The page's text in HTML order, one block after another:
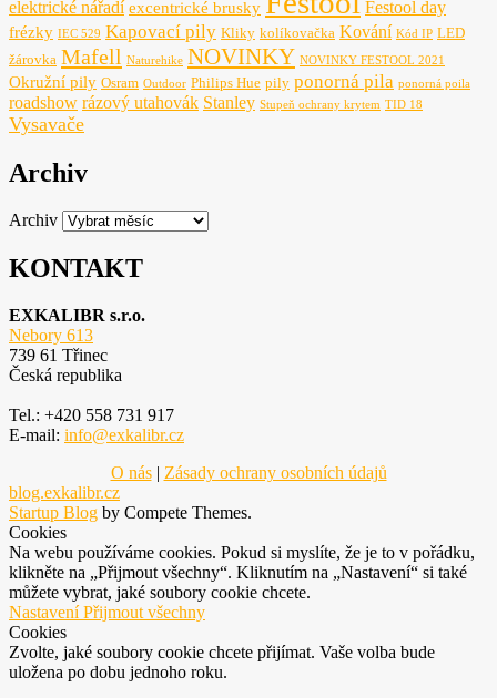
elektrické nářadí excentrické brusky Festool day
frézky IEC 529 Kapovací pily Kliky kolíkovačka Kování Kód IP LED
žárovka Mafell Naturehike NOVINKY NOVINKY FESTOOL 2021
Okružní pily Osram Outdoor Philips Hue pily ponorná pila ponorná poila
roadshow rázový utahovák Stanley Stupeň ochrany krytem TID 18
Vysavače
Archiv
Archiv
KONTAKT
EXKALIBR s.r.o.
Nebory 613
739 61 Třinec
Česká republika
Tel.: +420 558 731 917
E-mail: info@exkalibr.cz
O nás| Zásady ochrany osobních údajů
blog.exkalibr.cz
Startup Blog by Compete Themes.
Cookies
Na webu používáme cookies. Pokud si myslíte, že je to v pořádku,
klikněte na „Přijmout všechny“. Kliknutím na „Nastavení“ si také
můžete vybrat, jaké soubory cookie chcete.
NastaveníPřijmout všechny
Cookies
Zvolte, jaké soubory cookie chcete přijímat. Vaše volba bude
uložena po dobu jednoho roku.